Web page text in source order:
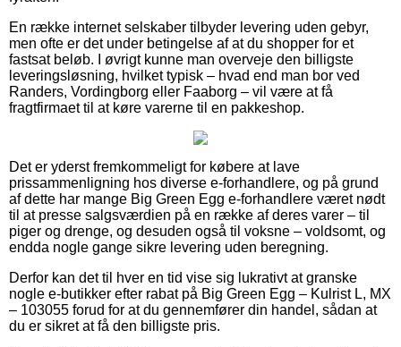
En række internet selskaber tilbyder levering uden gebyr,
men ofte er det under betingelse af at du shopper for et
fastsat beløb. I øvrigt kunne man overveje den billigste
leveringsløsning, hvilket typisk – hvad end man bor ved
Randers, Vordingborg eller Faaborg – vil være at få
fragtfirmaet til at køre varerne til en pakkeshop.
Det er yderst fremkommeligt for købere at lave
prissammenligning hos diverse e-forhandlere, og på grund
af dette har mange Big Green Egg e-forhandlere været nødt
til at presse salgsværdien på en række af deres varer – til
piger og drenge, og desuden også til voksne – voldsomt, og
endda nogle gange sikre levering uden beregning.
Derfor kan det til hver en tid vise sig lukrativt at granske
nogle e-butikker efter rabat på Big Green Egg – Kulrist L, MX
– 103055 forud for at du gennemfører din handel, sådan at
du er sikret at få den billigste pris.